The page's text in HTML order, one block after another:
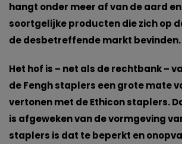
hangt onder meer af van de aard
soortgelijke producten die zich op
de desbetreffende markt bevinden.
Het hof is – net als de rechtbank –
de Fengh staplers een grote mate
vertonen met de Ethicon staplers.
is afgeweken van de vormgeving
staplers is dat te beperkt en